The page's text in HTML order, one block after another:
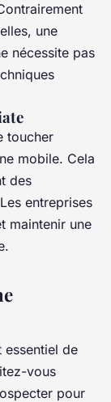
une
nécessite pas
toucher
mobile. Cela
des
entreprises
maintenir une
essentiel de
vous
pour